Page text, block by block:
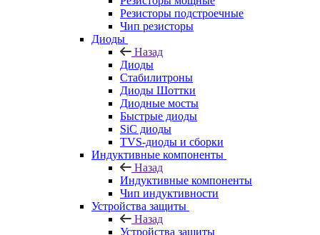
Резисторы подстроечные
Чип резисторы
Диоды
Назад
Диоды
Стабилитроны
Диоды Шоттки
Диодные мосты
Быстрые диоды
SiC диоды
TVS-диоды и сборки
Индуктивные компоненты
Назад
Индуктивные компоненты
Чип индуктивности
Устройства защиты
Назад
Устройства защиты